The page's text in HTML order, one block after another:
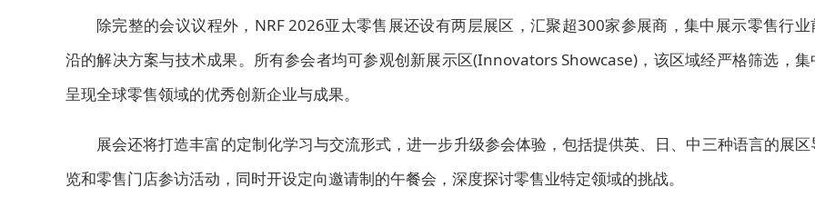
除完整的会议议程外，NRF 2026亚太零售展还设有两层展区，汇聚超300家参展商，集中展示零售行业
沿的解决方案与技术成果。所有参会者均可参观创新展示区(Innovators Showcase)，该区域经严格筛选，集
呈现全球零售领域的优秀创新企业与成果。
展会还将打造丰富的定制化学习与交流形式，进一步升级参会体验，包括提供英、日、中三种语言的展区
览和零售门店参访活动，同时开设定向邀请制的午餐会，深度探讨零售业特定领域的挑战。